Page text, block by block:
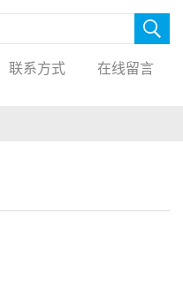
联系方式 在线留言